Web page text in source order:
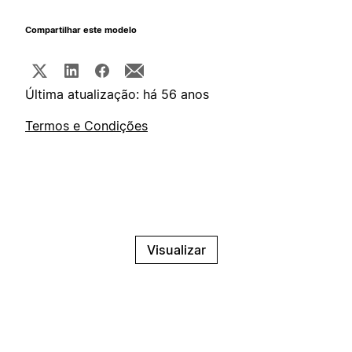
Compartilhar este modelo
Última atualização: há 56 anos
Termos e Condições
Visualizar